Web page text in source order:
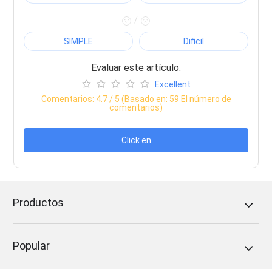
/
SIMPLE Dificil
Evaluar este artículo:
Excellent
Comentarios: 4.7/ 5 (Basado en: 59 El número de
comentarios)
Click en
Productos
Popular